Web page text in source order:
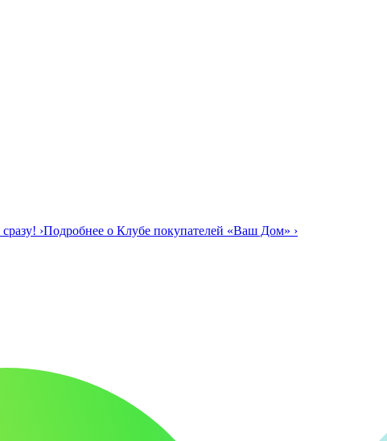
сразу! ›Подробнее о Клубе покупателей «Ваш Дом» ›